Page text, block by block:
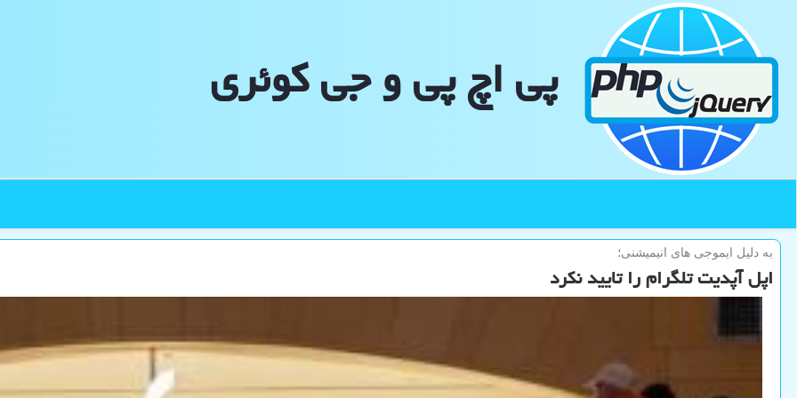
پی اچ پی و جی كوئری
به دلیل ایموجی های انیمیشنی؛
اپل آپدیت تلگرام را تایید نکرد